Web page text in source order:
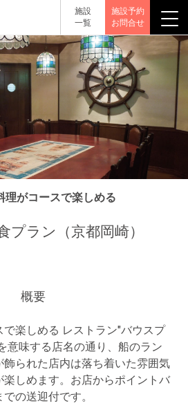
施設
一覧
施設予約
お問合せ
理がコースで楽しめる
プラン（京都岡崎）
概要
楽しめる レストラン"バウスプ
味する店名の通り、船のラン
られた店内は落ち着いた雰囲気
しめます。お店からポイントバ
の送迎付です。